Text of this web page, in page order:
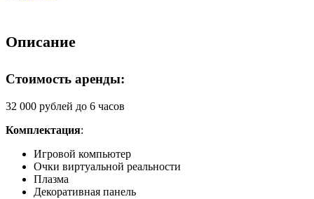
Описание
Стоимость аренды:
32 000 рублей до 6 часов
Комплектация:
Игровой компьютер
Очки виртуальной реальности
Плазма
Декоративная панель